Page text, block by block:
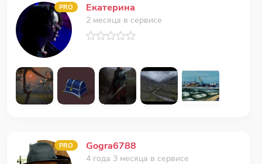
PRO Екатерина
2 месяца в сервисе
PRO Gogra6788
4 года 3 месяца в сервисе